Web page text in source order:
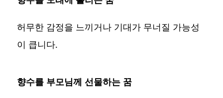
허무한 감정을 느끼거나 기대가 무너질 가능성
이 큽니다.
향수를 부모님께 선물하는 꿈